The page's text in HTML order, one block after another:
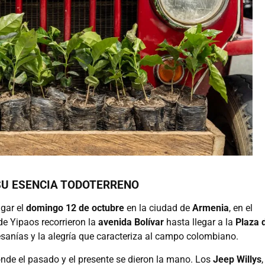
ESENCIA TODOTERRENO
el domingo 12 de octubre en la ciudad de Armenia, en el
Yipaos recorrieron la avenida Bolívar hasta llegar a la Plaza
y la alegría que caracteriza al campo colombiano.
el pasado y el presente se dieron la mano. Los Jeep Willys,